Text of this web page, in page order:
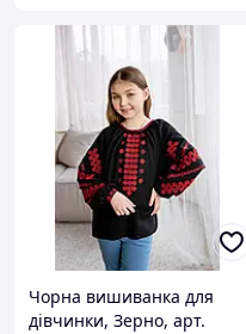
Чорна вишиванка для
дівчинки, Зерно, арт.